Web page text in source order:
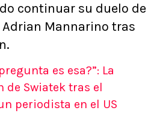
continuar su duelo de
Mannarino tras
es esa?”: La
de Swiatek tras el
periodista en el US